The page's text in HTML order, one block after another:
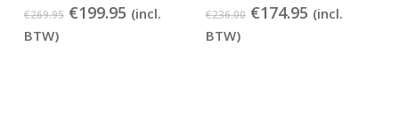
€269.95 Oorspronkelijke
€199.95Huidige
(incl.
BTW)
€236.00 Oorspronkelijke
€174.95 Huidige
(incl.
BTW)